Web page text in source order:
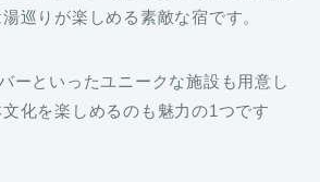
巡りが楽しめる素敵な宿です。
ーといったユニークな施設も用意し
化を楽しめるのも魅力の1つです